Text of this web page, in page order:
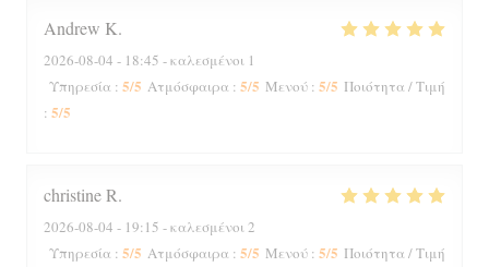
Andrew K
2026-08-04 - 18:45 - καλεσμένοι 1
Υπηρεσία : 5/5 Ατμόσφαιρα : 5/5 Μενού : 5/5 Ποιότητα / Τιμή
: 5/5
christineR
2026-08-04 - 19:15 - καλεσμένοι 2
Υπηρεσία : 5/5 Ατμόσφαιρα : 5/5 Μενού : 5/5 Ποιότητα / Τιμή